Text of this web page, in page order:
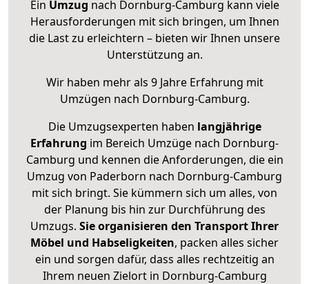
Ein Umzug nach Dornburg-Camburg kann viele
Herausforderungen mit sich bringen, um Ihnen
die Last zu erleichtern – bieten wir Ihnen unsere
Unterstützung an.
Wir haben mehr als 9 Jahre Erfahrung mit
Umzügen nach Dornburg-Camburg.
Die Umzugsexperten haben langjährige
Erfahrung im Bereich Umzüge nach Dornburg-
Camburg und kennen die Anforderungen, die ein
Umzug von Paderborn nach Dornburg-Camburg
mit sich bringt. Sie kümmern sich um alles, von
der Planung bis hin zur Durchführung des
Umzugs. Sie organisieren den Transport Ihrer
Möbel und Habseligkeiten, packen alles sicher
ein und sorgen dafür, dass alles rechtzeitig an
Ihrem neuen Zielort in Dornburg-Camburg